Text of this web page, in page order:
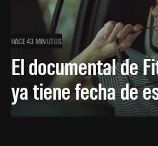
HACE 43 MINUTOS
El documental de
ya tiene fecha de